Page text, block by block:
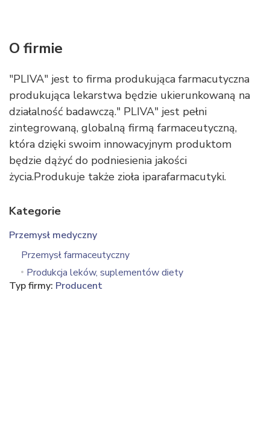
O firmie
"PLIVA" jest to firma produkująca farmacutyczna
produkująca lekarstwa będzie ukierunkowaną na
działalność badawczą." PLIVA" jest pełni
zintegrowaną, globalną firmą farmaceutyczną,
która dzięki swoim innowacyjnym produktom
będzie dążyć do podniesienia jakości
życia.Produkuje także zioła iparafarmacutyki.
Kategorie
Przemysł medyczny
Przemysł farmaceutyczny
Produkcja leków, suplementów diety
Typ firmy: Producent